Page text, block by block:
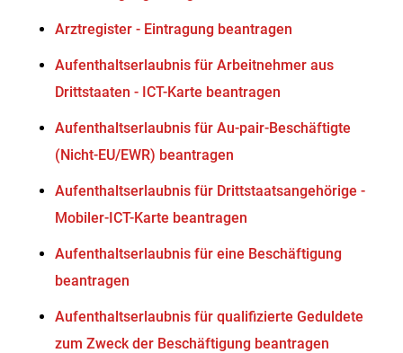
Arztregister - Eintragung beantragen
Aufenthaltserlaubnis für Arbeitnehmer aus
Drittstaaten - ICT-Karte beantragen
Aufenthaltserlaubnis für Au-pair-Beschäftigte
(Nicht-EU/EWR) beantragen
Aufenthaltserlaubnis für Drittstaatsangehörige -
Mobiler-ICT-Karte beantragen
Aufenthaltserlaubnis für eine Beschäftigung
beantragen
Aufenthaltserlaubnis für qualifizierte Geduldete
zum Zweck der Beschäftigung beantragen